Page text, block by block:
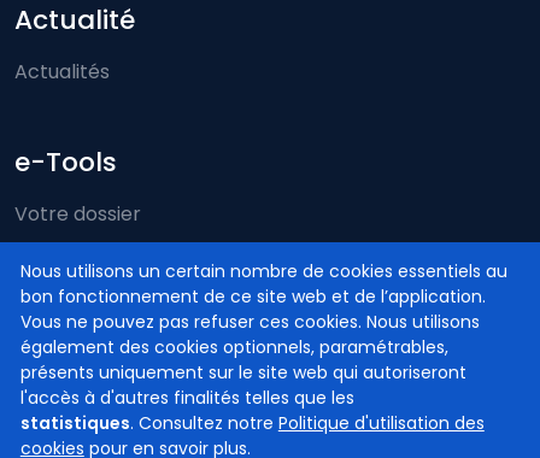
Nous utilisons un certain nombre de cookies essentiels au
bon fonctionnement de ce site web et de l’application.
Vous ne pouvez pas refuser ces cookies. Nous utilisons
également des cookies optionnels, paramétrables,
présents uniquement sur le site web qui autoriseront
l'accès à d'autres finalités telles que les
statistiques. Consultez notre Politique d'utilisation des
cookies pour en savoir plus.
Actualité
Actualités
e-Tools
Votre dossier
Just-on-web
e-Deposit
Compétence territoriale